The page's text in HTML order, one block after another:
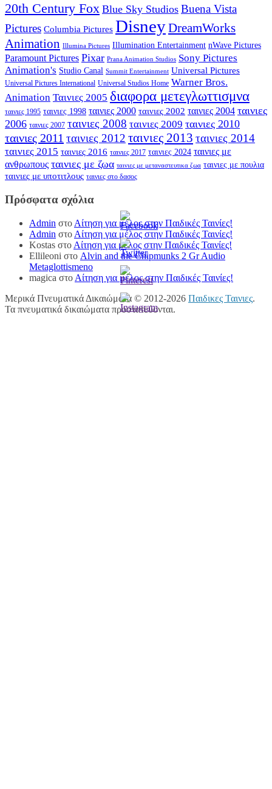
20th Century Fox Blue Sky Studios Buena Vista
Pictures Columbia Pictures DisneyDreamWorks
Animation Illumina Pictures Illumination Entertainment nWave Pictures
Paramount Pictures Pixar Prana Animation Studios Sony Pictures
Animation's Studio Canal Summit Entertainment Universal Pictures
Universal Pictures International Universal Studios Home Warner Bros.
Animation Ταινιες 2005 διαφορα μετεγλωττισμνα
ταινιες 1995 ταινιες 1998 ταινιες 2000 ταινιες 2002 ταινιες 2004 ταινιες
2006 ταινιες 2007 ταινιες 2008 ταινιες 2009 ταινιες 2010
ταινιες 2011 ταινιες 2012 ταινιες 2013 ταινιες 2014
ταινιες 2015 ταινιες 2016 ταινιες 2017 ταινιες 2024 ταινιες με
ανθρωπους ταινιες με ζωα ταινιες με μεταναστευτικα ζωα ταινιες με πουλια
ταινιες με υποτιτλους ταινιες στο δασος
Πρόσφατα σχόλια
Admin στο Αίτηση για μέλος στην Παιδικές Ταινίες!
Admin στο Αίτηση για μέλος στην Παιδικές Ταινίες!
Kostas στο Αίτηση για μέλος στην Παιδικές Ταινίες!
Ellileoni στο Alvin and the Chipmunks 2 Gr Audio
Metaglottismeno
magica στο Αίτηση για μέλος στην Παιδικές Ταινίες!
Μερικά Πνευματικά Δικαιώματα © 2012-2026 Παιδικες Ταινιες.
Τα πνευματικά δικαιώματα προστατεύονται.